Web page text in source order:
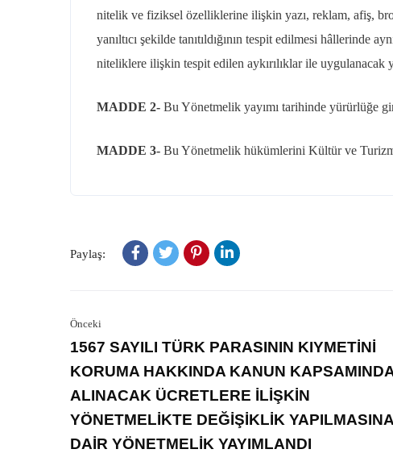
nitelik ve fiziksel özelliklerine ilişkin yazı, reklam, afiş,
yanıltıcı şekilde tanıtıldığının tespit edilmesi hâllerinde
niteliklere ilişkin tespit edilen aykırılıklar ile uygulanacak
MADDE 2- Bu Yönetmelik yayımı tarihinde yürürlüğe
MADDE 3- Bu Yönetmelik hükümlerini Kültür ve
Paylaş:
Önceki
1567 SAYILI TÜRK PARASININ KIYMETİNİ
KORUMA HAKKINDA KANUN
ALINACAK ÜCRETLERE İLİŞKİN
YÖNETMELİKTE DEĞİŞİKLİK YAPILMASINA
DAİR YÖNETMELİK YAYIMLANDI